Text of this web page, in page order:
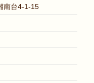
南台4-1-15